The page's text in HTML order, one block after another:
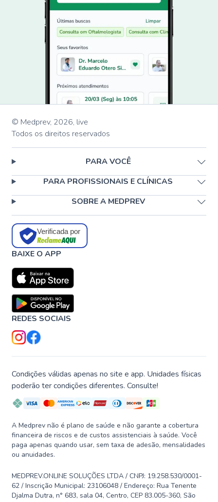
© Medprev, 2026, live
Todos os direitos reservados
PARA VOCÊ
PARA PROFISSIONAIS E CLÍNICAS
SOBRE A MEDPREV
Verificada por
BAIXE O APP
REDES SOCIAIS
Condições válidas apenas no site e app. Unidades físicas
poderão ter condições diferentes. Consulte!
A Medprev não é plano de saúde e não garante a cobertura
financeira de riscos e de custos assistenciais à saúde. Você
paga apenas quando usar, sem taxa de adesão, mensalidades
ou anuidades.
MEDPREV.ONLINE SOLUÇÕES LTDA / CNPJ: 19.258.530/0001-
62 / Inscrição Municipal: 23106048 / Endereço: Rua Tenente
Djalma Dutra, n° 683, sala 04, Centro, CEP 83.005-360, São